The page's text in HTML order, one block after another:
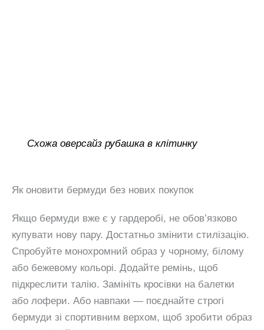
Схожа оверсайз рубашка в клітинку
Як оновити бермуди без нових покупок
Якщо бермуди вже є у гардеробі, не обов’язково
купувати нову пару. Достатньо змінити стилізацію.
Спробуйте монохромний образ у чорному, білому
або бежевому кольорі. Додайте ремінь, щоб
підкреслити талію. Замініть кросівки на балетки
або лофери. Або навпаки — поєднайте строгі
бермуди зі спортивним верхом, щоб зробити образ